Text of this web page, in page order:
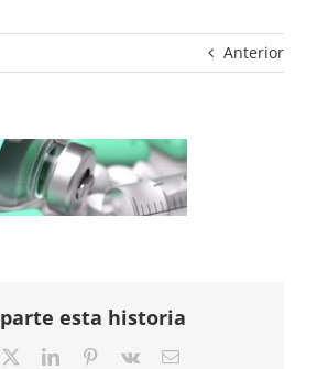
Anterior
esta historia
TwitterLinkedInPinterest
Vk
Correo